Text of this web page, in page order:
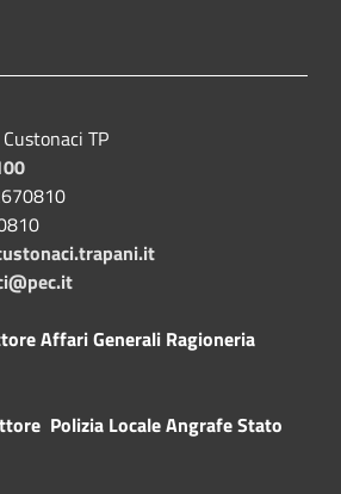
TP
Affari Generali Ragioneria
Polizia Locale Angrafe Stato